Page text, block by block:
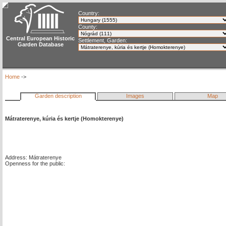
Central European Historic
Garden Database
Country:
County:
Settlement, Garden:
Home ->
Garden description Images Map
Mátraterenye, kúria és kertje (Homokterenye)
Address: Mátraterenye
Openness for the public: